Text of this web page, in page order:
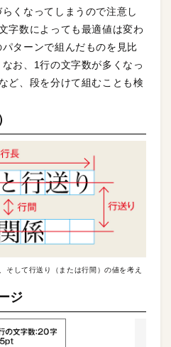
くなってしまうので注意し
字数によっても最適値は変わ
ターンで組んだものを見比
お、1行の文字数が多くなっ
ど、段を分けて組むことも検
そして行送り（または行間）の値を考え
ジ